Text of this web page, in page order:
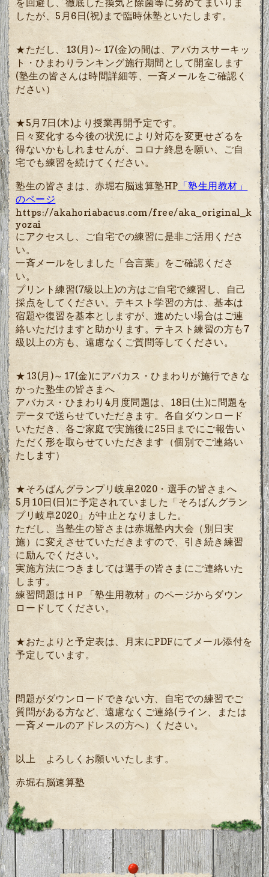
を回避し、徹底した換気と除菌等に努めてまいりま
したが、5月6日(祝)まで臨時休塾といたします。
★ただし、13(月)～17(金)の間は、アバカスサーキッ
ト・ひまわりランキング施行期間として開室します
(塾生の皆さんは時間詳細等、一斉メールをご確認く
ださい）
★5月7日(木)より授業再開予定です。
日々変化する今後の状況により対応を変更せざるを
得ないかもしれませんが、コロナ終息を願い、ご自
宅でも練習を続けてください。
塾生の皆さまは、赤堀右脳速算塾HP 「塾生用教材」
のページ
https://akahoriabacus.com/free/aka_original_k
yozai
にアクセスし、
ご自宅での練習に是非ご活用くださ
い。
一斉メールをしました「合言葉」をご確認くださ
い。
プリント練習(7級以上)の方はご自宅で練習し、自己
採点をしてください。テキスト学習の方は、基本は
宿題や復習を基本としますが、進めたい場合はご連
絡いただけますと助かります。テキスト練習の方も7
級以上の方も、遠慮なくご質問等してください。
★13(月)～17(金)にアバカス・ひまわりが施行できな
かった塾生の皆さまへ
アバカス・ひまわり4月度問題は、18日(土)に問題を
データで送らせていただきます。各自ダウンロード
いただき、各ご家庭で実施後に25日までにご報告い
ただく形を取らせていただきます（個別でご連絡い
たします）
★そろばんグランプリ岐阜2020・選手の皆さまへ
5月10日(日)に予定されていました「そろばんグラン
プリ岐阜2020」が中止となりました。
ただし、当塾生の皆さまは赤堀塾内大会（別日実
施）に変えさせていただきますので、引き続き練習
に励んでください。
実施方法につきましては選手の皆さまにご連絡いた
します。
練習問題はＨＰ「塾生用教材」のページからダウン
ロードしてください。
★おたよりと予定表は、月末にPDFにてメール添付を
予定しています。
問題がダウンロードできない方、自宅での練習でご
質問がある方など、遠慮なくご連絡(ライン、または
一斉メールのアドレスの方へ）
ください。
以上 よろしくお願いいたします。
赤堀右脳速算塾